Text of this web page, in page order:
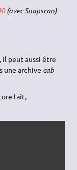
(avec Snapscan)
il peut aussi être
une archive cab
fait,